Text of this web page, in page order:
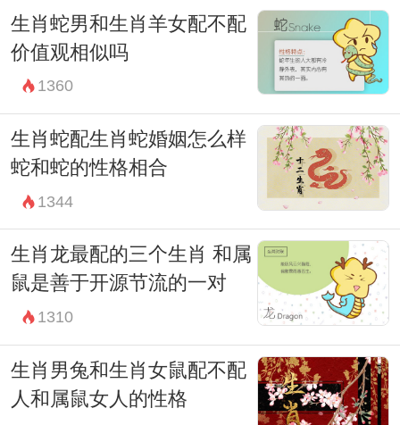
生肖蛇男和生肖羊女配不配
价值观相似吗
1360
生肖蛇配生肖蛇婚姻怎么样
蛇和蛇的性格相合
1344
生肖龙最配的三个生肖 和属
鼠是善于开源节流的一对
1310
生肖男兔和生肖女鼠配不配
人和属鼠女人的性格